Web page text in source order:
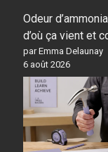
Odeur
d’où ça vient et
par Emma Delaunay
6 août 2026